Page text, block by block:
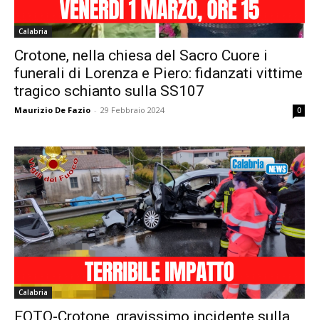
Calabria
Crotone, nella chiesa del Sacro Cuore i
funerali di Lorenza e Piero: fidanzati vittime
tragico schianto sulla SS107
Maurizio De Fazio - 29 Febbraio 2024 0
Calabria
FOTO-Crotone, gravissimo incidente sulla